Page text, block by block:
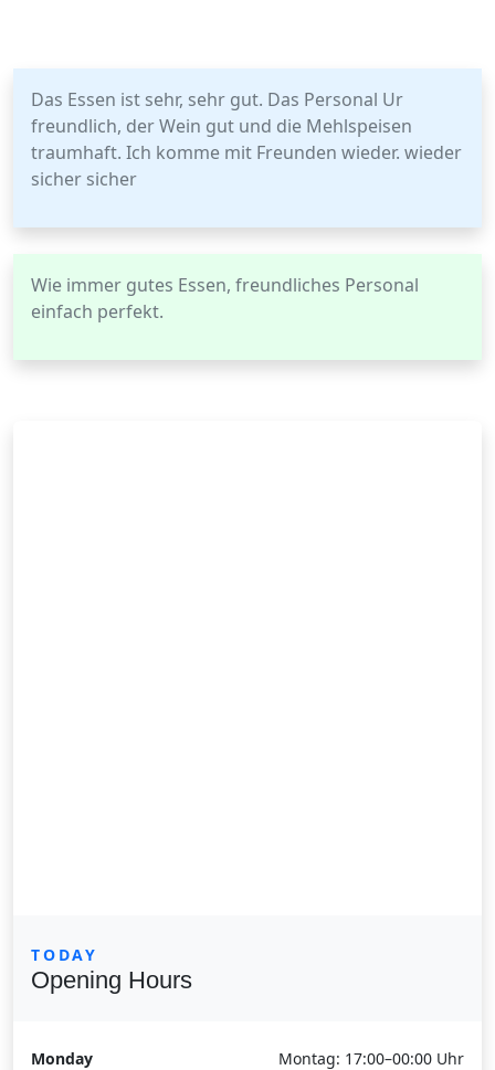
Das Essen ist sehr, sehr gut. Das Personal Ur
freundlich, der Wein gut und die Mehlspeisen
traumhaft. Ich komme mit Freunden wieder. wieder
sicher sicher
Wie immer gutes Essen, freundliches Personal
einfach perfekt.
TODAY
Opening Hours
Monday
Montag: 17:00–00:00 Uhr